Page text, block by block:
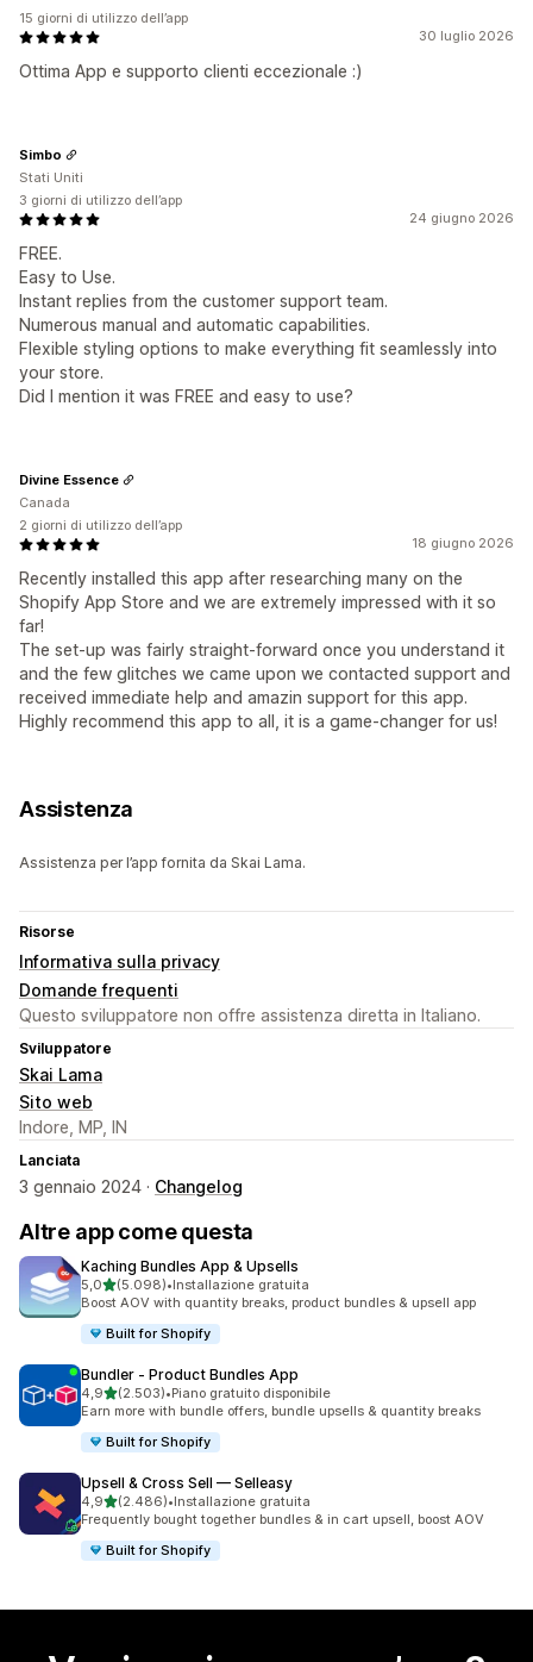
30 luglio 2026
Ottima App e supporto clienti eccezionale :)
15 giorni di utilizzo dell’app
24 giugno 2026
FREE.
Easy to Use.
Instant replies from the customer support team.
Numerous manual and automatic capabilities.
Flexible styling options to make everything fit seamlessly into
your store.
Did I mention it was FREE and easy to use?
Simbo
Stati Uniti
3 giorni di utilizzo dell’app
18 giugno 2026
Recently installed this app after researching many on the
Shopify App Store and we are extremely impressed with it so
far!
The set-up was fairly straight-forward once you understand it
and the few glitches we came upon we contacted support and
received immediate help and amazin support for this app.
Highly recommend this app to all, it is a game-changer for us!
Divine Essence
Canada
2 giorni di utilizzo dell’app
Assistenza
Assistenza per l’app fornita da Skai Lama.
Risorse
Informativa sulla privacy
Domande frequenti
Questo sviluppatore non offre assistenza diretta in Italiano.
Sviluppatore
Skai Lama
Sito web
Indore, MP, IN
Lanciata
3 gennaio 2024 · Changelog
Altre app come questa
Kaching Bundles App & Upsells
5,0stelle su 5
(5.098)
5098 recensioni totali
•Installazione gratuita
Boost AOV with quantity breaks, product bundles & upsell app
Built for Shopify
Bundler ‑ Product Bundles App
4,9stelle su 5
(2.503)
2503 recensioni totali
•Piano gratuito disponibile
Earn more with bundle offers, bundle upsells & quantity breaks
Built for Shopify
Upsell & Cross Sell — Selleasy
4,9stelle su 5
(2.486)
2486 recensioni totali
•Installazione gratuita
Frequently bought together bundles & in cart upsell, boost AOV
Built for Shopify